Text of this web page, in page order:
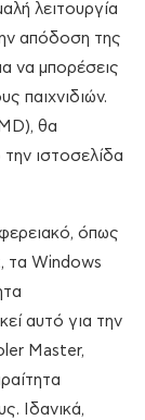
λειτουργία
απόδοση της
να μπορέσεις
παιχνιδιών.
θα
ιστοσελίδα
όπως
τα Windows
αυτό για την
Master,
Ιδανικά,